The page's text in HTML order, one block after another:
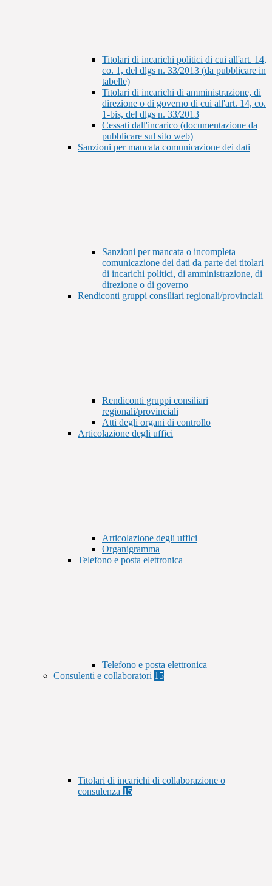
Titolari di incarichi politici di cui all'art. 14,
co. 1, del dlgs n. 33/2013 (da pubblicare in
tabelle)
Titolari di incarichi di amministrazione, di
direzione o di governo di cui all'art. 14, co.
1-bis, del dlgs n. 33/2013
Cessati dall'incarico (documentazione da
pubblicare sul sito web)
Sanzioni per mancata comunicazione dei dati
Sanzioni per mancata o incompleta
comunicazione dei dati da parte dei titolari
di incarichi politici, di amministrazione, di
direzione o di governo
Rendiconti gruppi consiliari regionali/provinciali
Rendiconti gruppi consiliari
regionali/provinciali
Atti degli organi di controllo
Articolazione degli uffici
Articolazione degli uffici
Organigramma
Telefono e posta elettronica
Telefono e posta elettronica
Consulenti e collaboratori 15
Titolari di incarichi di collaborazione o
consulenza 15